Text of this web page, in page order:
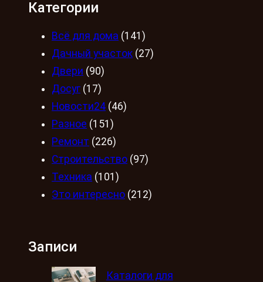
Категории
Всё для дома (141)
Дачный участок (27)
Двери (90)
Досуг (17)
Новости24 (46)
Разное (151)
Ремонт (226)
Строительство (97)
Техника (101)
Это интересно (212)
Записи
Каталоги для